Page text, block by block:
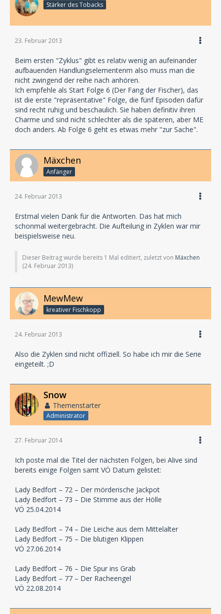
Stärker des Tobacks
23. Februar 2013
Beim ersten "Zyklus" gibt es relativ wenig an aufeinander
aufbauenden Handlungselementenm also muss man die
nicht zwingend der reihe nach anhören.
Ich empfehle als Start Folge 6 (Der Fang der Fischer), das
ist die erste "repräsentative" Folge, die fünf Episoden dafür
sind recht ruhig und beschaulich. Sie haben definitiv ihren
Charme und sind nicht schlechter als die späteren, aber ME
doch anders. Ab Folge 6 geht es etwas mehr "zur Sache".
Mäxchen
Anfänger
24. Februar 2013
Erstmal vielen Dank für die Antworten. Das hat mich
schonmal weitergebracht. Die Aufteilung in Zyklen war mir
beispielsweise neu.
Dieser Beitrag wurde bereits 1 Mal editiert, zuletzt von Mäxchen
(24. Februar 2013)
MewMew
kreativer Fischkopp
24. Februar 2013
Also die Zyklen sind nicht offiziell. So habe ich mir die Serie
eingeteilt. ;D
Snow
Themenstarter
Administrator
27. Februar 2014
Ich poste mal die Titel der nächsten Folgen, bei Alive sind
bereits einige Folgen samt VÖ Datum gelistet:
Lady Bedfort – 72 – Der mörderische Jackpot
Lady Bedfort – 73 – Die Stimme aus der Hölle
VÖ 25.04.2014
Lady Bedfort – 74 – Die Leiche aus dem Mittelalter
Lady Bedfort – 75 – Die blutigen Klippen
VÖ 27.06.2014
Lady Bedfort – 76 – Die Spur ins Grab
Lady Bedfort – 77 – Der Racheengel
VÖ 22.08.2014